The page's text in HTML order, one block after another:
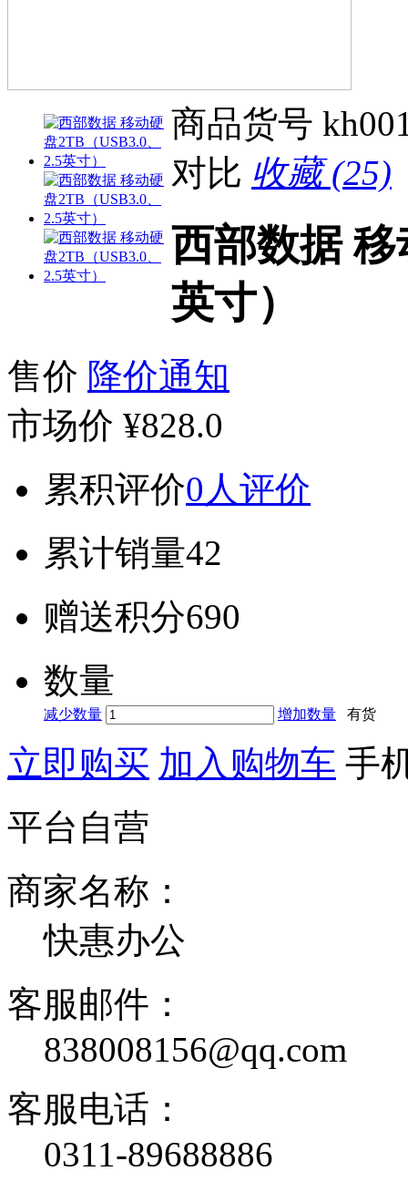
商品货号
对比 收藏 (25)
西部数据 移
英寸）
售价 降价通知
市场价 ¥828.0
累积评价0人评价
累计销量42
赠送积分690
数量
减少数量 增加数量 有货
立即购买 加入购物车 手
平台自营
商家名称：
快惠办公
客服邮件：
838008156@qq.com
客服电话：
0311-89688886